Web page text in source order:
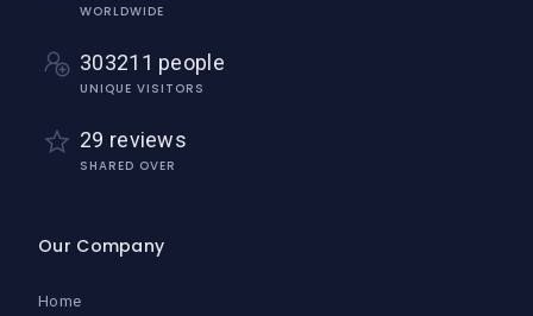
WORLDWIDE
303211 people
UNIQUE VISITORS
29 reviews
SHARED OVER
Our Company
Home